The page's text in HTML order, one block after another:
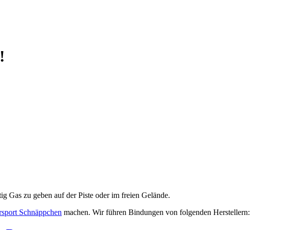
Gas zu geben auf der Piste oder im freien Gelände.
Schnäppchen machen. Wir führen Bindungen von folgenden Herstellern: